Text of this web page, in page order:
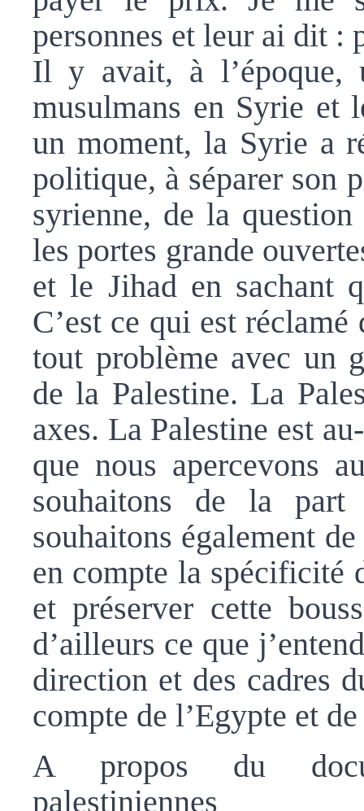
personnes et leur ai dit :
Il y avait, à l’époque,
musulmans en Syrie et
un moment, la Syrie a
politique, à séparer son
syrienne, de la
les portes grande
et le Jihad en sachant
C’est ce qui est
tout problème avec un
de la Palestine. La
axes. La Palestine est
que nous apercevons
souhaitons de la
souhaitons également
en compte la spécificité
et préserver cette
d’ailleurs ce que
direction et des cadres
compte de l’Egypte et
A propos du
palestiniennes